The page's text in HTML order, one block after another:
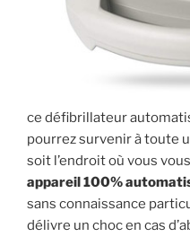
ce défibrillateur
pourrez survenir à toute
soit l’endroit où vous
appareil 100%
sans connaissance
délivre un choc en cas